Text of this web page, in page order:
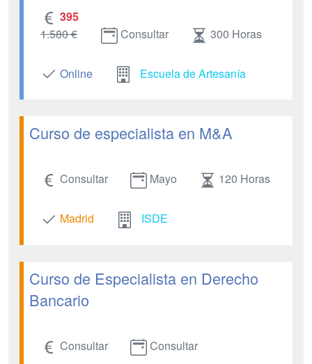
395
1.580 €
Consultar 300 Horas
Online Escuela de Artesanía
Curso de especialista en M&A
Consultar Mayo 120 Horas
Madrid ISDE
Curso de Especialista en Derecho
Bancario
Consultar Consultar